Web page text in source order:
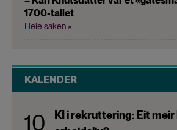
1700-tallet
Hele saken »
KALENDER
10
KI i rekruttering: Eit